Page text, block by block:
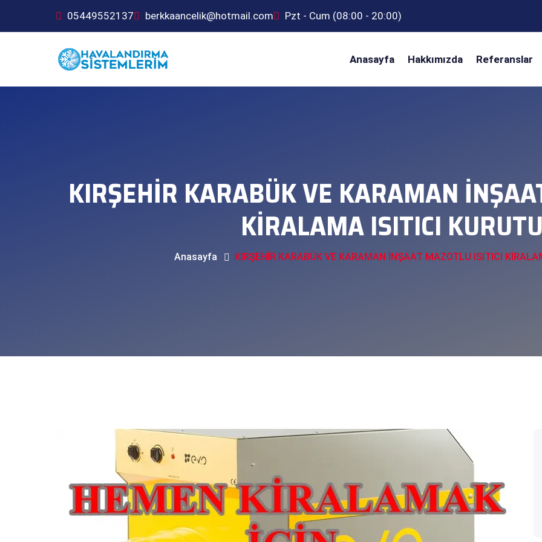
05449552137 berkkaancelik@hotmail.com Pzt - Cum (08:00 - 20:00)
Anasayfa Hakkımızda Referanslar
KIRŞEHİR KARABÜK VE KARAMAN
KİRALAMA ISITICI
Anasayfa KIRŞEHİR KARABÜK VE KARAMAN İNŞAAT MAZOTLU ISITICI